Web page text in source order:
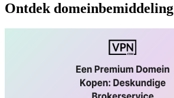
Ontdek domeinbemiddeling